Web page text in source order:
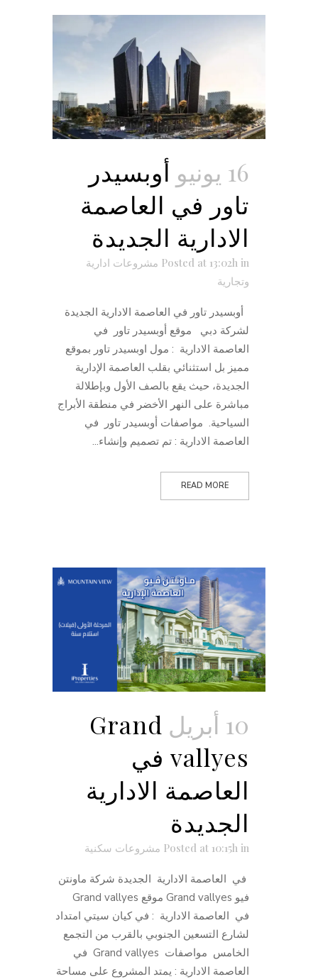
16 يونيو
أوبسيدر
تاور في العاصمة
الادارية الجديدة
Posted at 13:02h in
مشروعات ادارية
وتجارية
أوبسيدر تاور في العاصمة الادارية الجديدة
لشركة دبي موقع أوبسيدر تاور في
العاصمة الادارية : مول اوبسيدر تاور بموقع
مميز بل استثنائي بقلب العاصمة الإدارية
الجديدة، حيث يقع بالصف الأول وبإطلالة
مباشرة على النهر الأخضر في منطقة الأبراج
السياحية. مواصفات أوبسيدر تاور في
العاصمة الادارية : تم تصميم وإنشاء...
READ MORE
10 أبريل
Grand
vallyes في
العاصمة الادارية
الجديدة
Posted at 10:15h in مشروعات سكنية
في العاصمة الادارية الجديدة شركة ماونتن
في العاصمة الادارية : في كيان سيتي امتداد
لشارع التسعين الجنوبي بالقرب من التجمع
الخامس مواصفات Grand vallyes في
العاصمة الادارية : يمتد المشروع على مساحة